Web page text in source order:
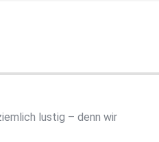
lustig – denn wir